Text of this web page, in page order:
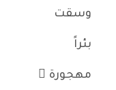
وسقت
بئراً
مهجورة ً